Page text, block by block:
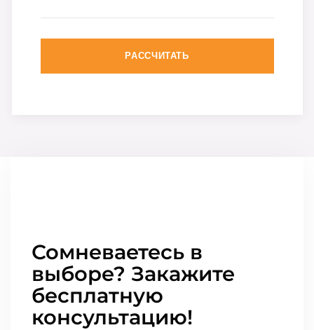
РАССЧИТАТЬ
Сомневаетесь в
выборе? Закажите
бесплатную
консультацию!